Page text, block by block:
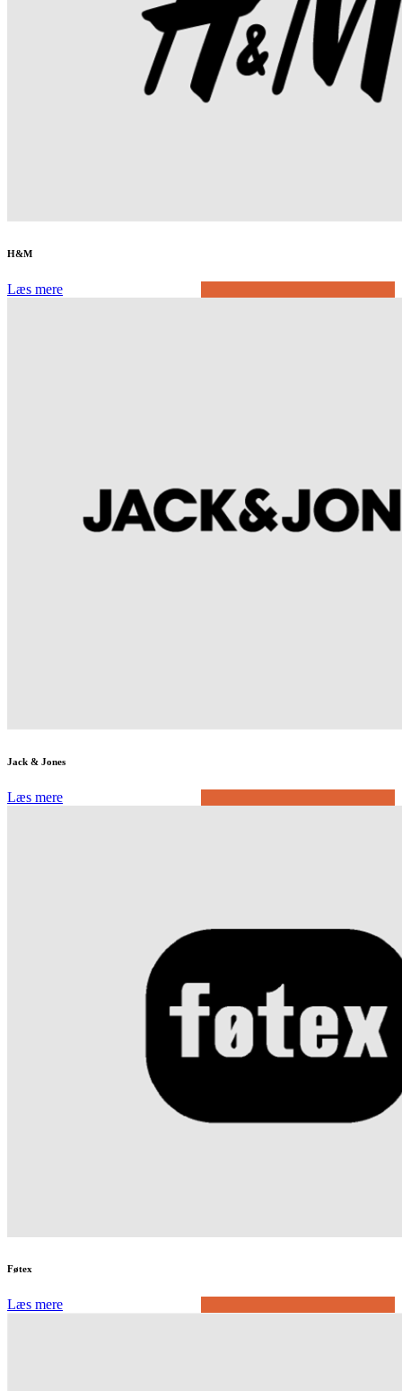
H&M
Læs mere
Jack & Jones
Læs mere
Føtex
Læs mere